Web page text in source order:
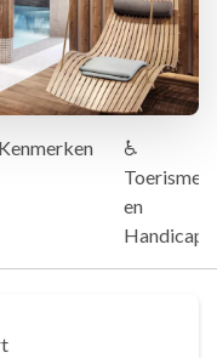
Kenmerken
♿
Toerisme
en
Handicap